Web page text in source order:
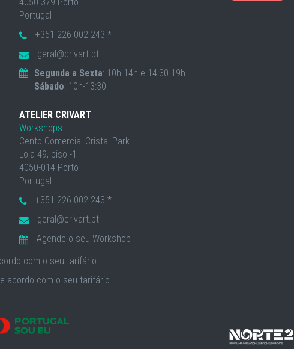
Portugal
+351 226 002 243 *
geral@crivart.pt
Segunda a Sexta: 10h-14h e 14:30-19h
Sábado: 10h-13:30
ATELIER CRIVART
Workshops
Cento Comercial Cristal Park
Loja 49, piso -1
4050-014 Porto
Portugal
+351 226 002 243 *
geral@crivart.pt
Agende o seu Workshop
com o seu tarifário.
acordo com o seu tarifário.